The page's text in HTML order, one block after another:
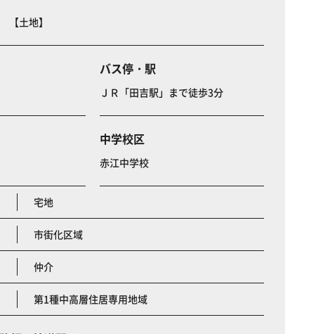
土地】
バス停・駅
ＪＲ「田吉駅」まで徒歩3分
中学校区
赤江中学校
宅地
市街化区域
仲介
第1種中高層住居専用地域